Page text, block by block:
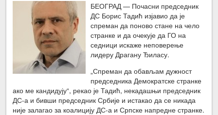
БЕОГРАД — Почасни председник
ДС Борис Тадић изјавио да је
спреман да поново стане на чело
странке и да очекује да ГО на
седници искаже неповерење
лидеру Драгану Ђиласу.
„Спреман да обављам дужност
председника Демократске странке
ако ме кандидују“, рекао је Тадић, некадашњи председник
ДС-а и бивши председник Србије и истакао да се никада
није залагао за коалицију ДС-а и Српске напредне странке.